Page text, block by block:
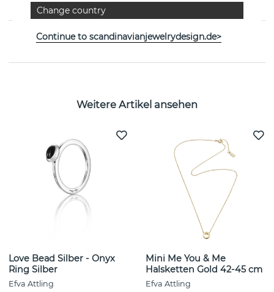
von der schwedischen Marke Efva Attling
EIGENSCHAFTEN
Weitere Artikel ansehen
Love Bead Silber - Onyx
Ring Silber
Efva Attling
Mini Me You & Me
Halsketten Gold 42-45 cm
Efva Attling
Change country
Continue to scandinavianjewelrydesign.de>